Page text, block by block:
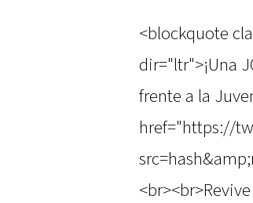
<blockquote
dir="ltr">¡Una
frente a la
href="https://